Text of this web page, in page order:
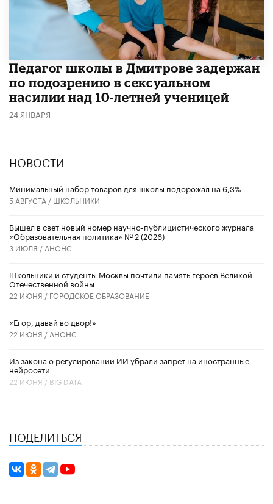
Педагог школы в Дмитрове задержан
по подозрению в сексуальном
насилии над 10-летней ученицей
24 ЯНВАРЯ
НОВОСТИ
Минимальный набор товаров для школы подорожал на 6,3%
5 АВГУСТА / ШКОЛЬНИКИ
Вышел в свет новый номер научно-публицистического журнала
«Образовательная политика» № 2 (2026)
3 ИЮЛЯ / АНОНС
Школьники и студенты Москвы почтили память героев Великой
Отечественной войны
22 ИЮНЯ / ГОРОДСКОЕ ОБРАЗОВАНИЕ
«Егор, давай во двор!»
22 ИЮНЯ / АНОНС
Из закона о регулировании ИИ убрали запрет на иностранные
нейросети
22 ИЮНЯ / BIG DATA
ПОДЕЛИТЬСЯ